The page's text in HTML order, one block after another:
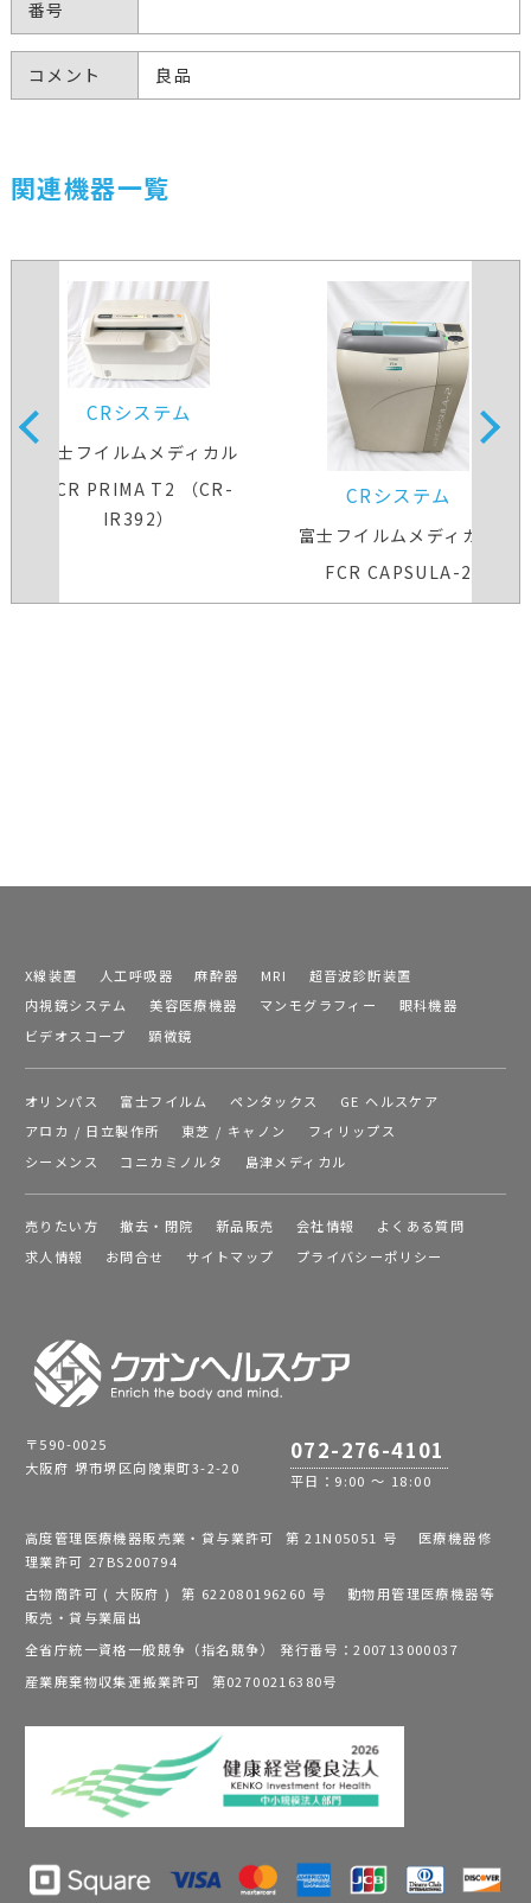
番号
コメント 良品
関連機器一覧
CRシステム
富士フイルムメディカル
FCR PRIMA T2 （CR-
IR392）
CRシステム
富士フイルムメディカル
FCR CAPSULA-2
X線装置 人工呼吸器 麻酔器 MRI
超音波診断装置
内視鏡システム
美容医療機器 マンモグラフィー
眼科機器
ビデオスコープ
顕微鏡
オリンパス 富士フイルム ペンタックス
GE ヘルスケア
アロカ / 日立製作所
東芝 / キャノン
フィリップス
シーメンス
コニカミノルタ 島津メディカル
売りたい方 撤去・閉院 新品販売 会社情報
よくある質問
求人情報
お問合せ サイトマップ プライバシーポリシー
〒590-0025
大阪府 堺市堺区向陵東町3-2-20
072-276-4101
平日：9:00 ～ 18:00
高度管理医療機器販売業・貸与業許可 第 21N05051 号 医療機器修
理業許可 27BS200794
古物商許可 ( 大阪府 ) 第 622080196260 号 動物用管理医療機器等
販売・貸与業届出
全省庁統一資格一般競争（指名競争） 発行番号：200713000037
産業廃棄物収集運搬業許可 第02700216380号